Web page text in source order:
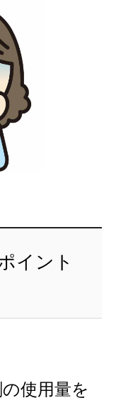
イント
使用量を